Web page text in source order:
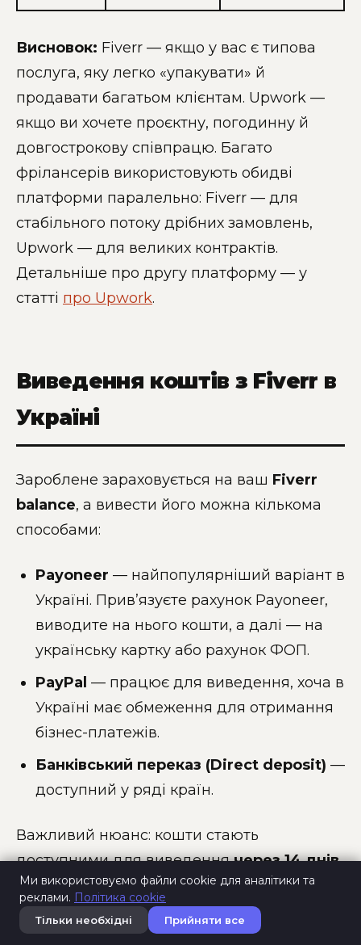
Висновок: Fiverr — якщо у вас є типова
послуга, яку легко «упакувати» й
продавати багатьом клієнтам. Upwork —
якщо ви хочете проєктну, погодинну й
довгострокову співпрацю. Багато
фрілансерів використовують обидві
платформи паралельно: Fiverr — для
стабільного потоку дрібних замовлень,
Upwork — для великих контрактів.
Детальніше про другу платформу — у
статті про Upwork.
Виведення коштів з Fiverr в
Україні
Зароблене зараховується на ваш Fiverr
balance, а вивести його можна кількома
способами:
Payoneer — найпопулярніший варіант в
Україні. Прив’язуєте рахунок Payoneer,
виводите на нього кошти, а далі — на
українську картку або рахунок ФОП.
PayPal — працює для виведення, хоча в
Україні має обмеження для отримання
бізнес-платежів.
Банківський переказ (Direct deposit) —
доступний у ряді країн.
Важливий нюанс: кошти стають
доступними для виведеннячерез 14 днів
після завершення замовлення(clearing
period), а для Top Rated Seller — через 7
днів. Для легального отримання
Ми використовуємо файли cookie для аналітики та
реклами. Політика cookie
Тільки необхідні Прийняти все